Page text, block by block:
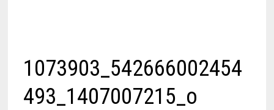
1073903_542666002454
493_1407007215_o